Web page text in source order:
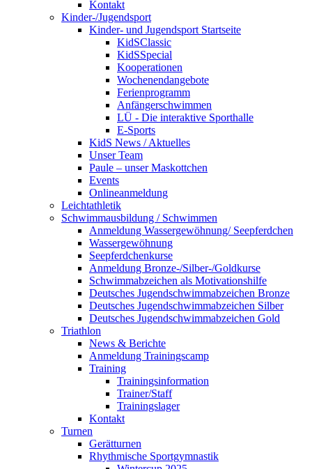
Kontakt
Kinder-/Jugendsport
Kinder- und Jugendsport Startseite
KidSClassic
KidSSpecial
Kooperationen
Wochenendangebote
Ferienprogramm
Anfängerschwimmen
LÜ - Die interaktive Sporthalle
E-Sports
KidS News / Aktuelles
Unser Team
Paule – unser Maskottchen
Events
Onlineanmeldung
Leichtathletik
Schwimmausbildung / Schwimmen
Anmeldung Wassergewöhnung/ Seepferdchen
Wassergewöhnung
Seepferdchenkurse
Anmeldung Bronze-/Silber-/Goldkurse
Schwimmabzeichen als Motivationshilfe
Deutsches Jugendschwimmabzeichen Bronze
Deutsches Jugendschwimmabzeichen Silber
Deutsches Jugendschwimmabzeichen Gold
Triathlon
News & Berichte
Anmeldung Trainingscamp
Training
Trainingsinformation
Trainer/Staff
Trainingslager
Kontakt
Turnen
Gerätturnen
Rhythmische Sportgymnastik